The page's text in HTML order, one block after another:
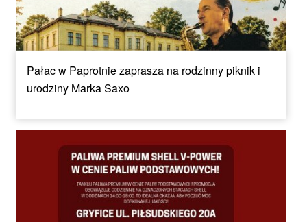
Pałac w Paprotnie zaprasza na rodzinny piknik i
urodziny Marka Saxo